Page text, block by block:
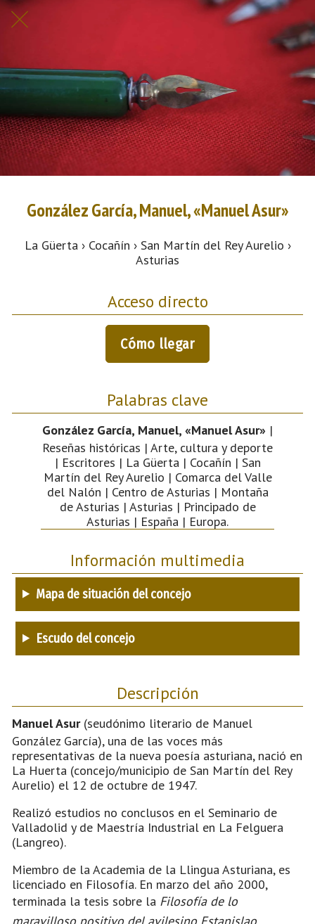
González García, Manuel, «Manuel Asur»
La Güerta › Cocañín › San Martín del Rey Aurelio ›
Asturias
Acceso directo
Cómo llegar
Palabras clave
González García, Manuel, «Manuel Asur» |
Reseñas históricas | Arte, cultura y deporte
| Escritores | La Güerta | Cocañín | San
Martín del Rey Aurelio | Comarca del Valle
del Nalón | Centro de Asturias | Montaña
de Asturias | Asturias | Principado de
Asturias | España | Europa.
Información multimedia
Mapa de situación del concejo
Escudo del concejo
Descripción
Manuel Asur (seudónimo literario de Manuel
González García), una de las voces más
representativas de la nueva poesía asturiana, nació en
La Huerta (concejo/municipio de San Martín del Rey
Aurelio) el 12 de octubre de 1947.
Realizó estudios no conclusos en el Seminario de
Valladolid y de Maestría Industrial en La Felguera
(Langreo).
Miembro de la Academia de la Llingua Asturiana, es
licenciado en Filosofía. En marzo del año 2000,
terminada la tesis sobre la Filosofía de lo
maravilloso positivo del avilesino Estanislao